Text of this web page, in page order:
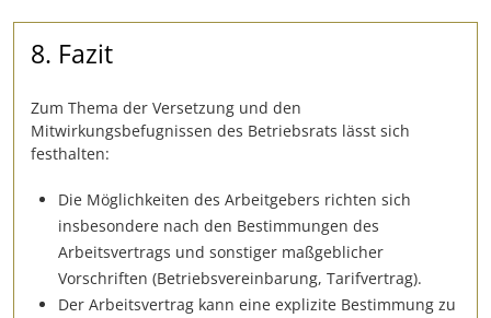
8. Fazit
Zum Thema der Versetzung und den
Mitwirkungsbefugnissen des Betriebsrats lässt sich
festhalten:
Die Möglichkeiten des Arbeitgebers richten sich
insbesondere nach den Bestimmungen des
Arbeitsvertrags und sonstiger maßgeblicher
Vorschriften (Betriebsvereinbarung, Tarifvertrag).
Der Arbeitsvertrag kann eine explizite Bestimmung zu